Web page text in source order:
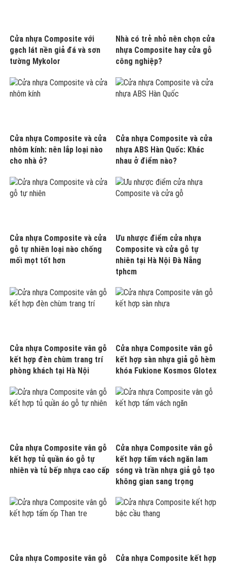
Cửa nhựa Composite với
gạch lát nền giả đá và sơn
tường Mykolor
Nhà có trẻ nhỏ nên chọn cửa
nhựa Composite hay cửa gỗ
công nghiệp?
Cửa nhựa Composite và cửa
nhôm kính: nên lắp loại nào
cho nhà ở?
Cửa nhựa Composite và cửa
nhựa ABS Hàn Quốc: Khác
nhau ở điểm nào?
Cửa nhựa Composite và cửa
gỗ tự nhiên loại nào chống
mối mọt tốt hơn
Ưu nhược điểm cửa nhựa
Composite và cửa gỗ tự
nhiên tại Hà Nội Đà Nẵng
tphcm
Cửa nhựa Composite vân gỗ
kết hợp đèn chùm trang trí
phòng khách tại Hà Nội
Cửa nhựa Composite vân gỗ
kết hợp sàn nhựa giả gỗ hèm
khóa Fukione Kosmos Glotex
Cửa nhựa Composite vân gỗ
kết hợp tủ quần áo gỗ tự
nhiên và tủ bếp nhựa cao cấp
Cửa nhựa Composite vân gỗ
kết hợp tấm vách ngăn lam
sóng và trần nhựa giả gỗ tạo
không gian sang trọng
Cửa nhựa Composite vân gỗ Cửa nhựa Composite kết hợp